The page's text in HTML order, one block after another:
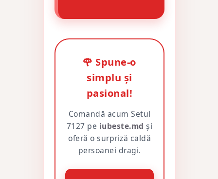
🌹 Spune-o
simplu și
pasional!
Comandă acum Setul
7127 pe iubeste.md și
oferă o surpriză caldă
persoanei dragi.